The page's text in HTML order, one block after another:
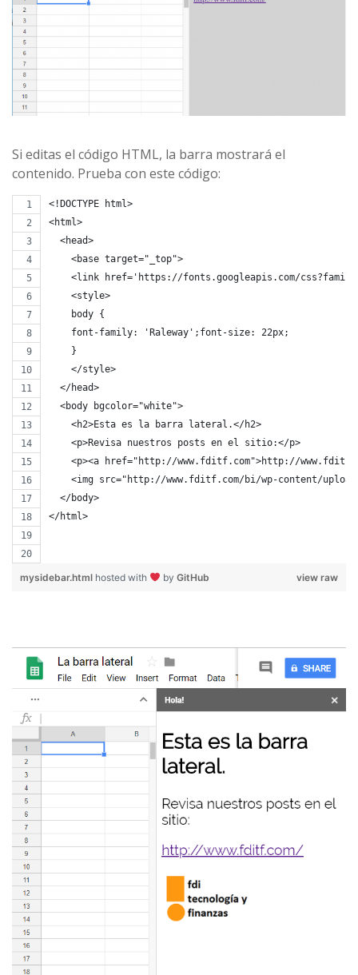
Si editas el código HTML, la barra mostrará el
contenido. Prueba con este código:
<!DOCTYPE html>
<html>
  <head>
    <base target="_top">
<link href='https://fonts.googleapis.com/
    <style>
    body {
    font-family: 'Raleway';font-size: 22px;
    }
    </style>
  </head>
  <body bgcolor="white">
    <h2>Esta es la barra lateral.</h2>
    <p>Revisa nuestros posts en el sitio:</p>
<p><a href="http://www.fditf.com">http://
<img src="http://www.fditf.com/bi/wp-content/
  </body>
</html>
view raw
mysidebar.html hosted with by GitHub